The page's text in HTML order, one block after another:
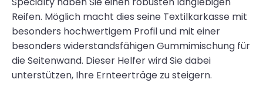
Reifen. Möglich macht dies seine Textilkarkasse mit
besonders hochwertigem Profil und mit einer
besonders widerstandsfähigen Gummimischung für
die Seitenwand. Dieser Helfer wird Sie dabei
unterstützen, Ihre Ernteerträge zu steigern.